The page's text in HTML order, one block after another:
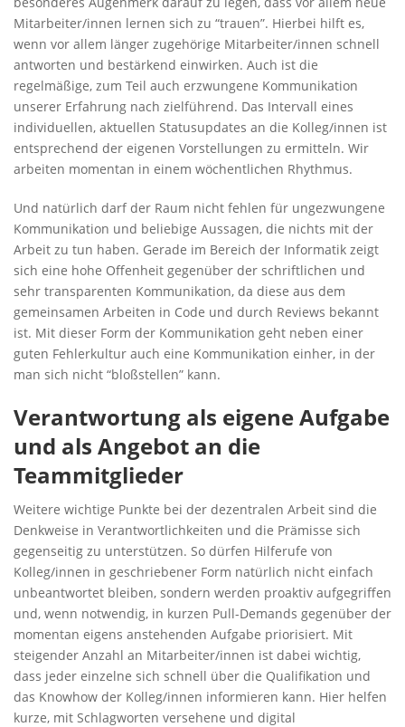
Mitarbeiter/innen lernen sich zu “trauen”. Hierbei hilft es,
wenn vor allem länger zugehörige Mitarbeiter/innen schnell
antworten und bestärkend einwirken. Auch ist die
regelmäßige, zum Teil auch erzwungene Kommunikation
unserer Erfahrung nach zielführend. Das Intervall eines
individuellen, aktuellen Statusupdates an die Kolleg/innen ist
entsprechend der eigenen Vorstellungen zu ermitteln. Wir
arbeiten momentan in einem wöchentlichen Rhythmus.
Und natürlich darf der Raum nicht fehlen für ungezwungene
Kommunikation und beliebige Aussagen, die nichts mit der
Arbeit zu tun haben. Gerade im Bereich der Informatik zeigt
sich eine hohe Offenheit gegenüber der schriftlichen und
sehr transparenten Kommunikation, da diese aus dem
gemeinsamen Arbeiten in Code und durch Reviews bekannt
ist. Mit dieser Form der Kommunikation geht neben einer
guten Fehlerkultur auch eine Kommunikation einher, in der
man sich nicht “bloßstellen” kann.
Verantwortung als eigene Aufgabe
und als Angebot an die
Teammitglieder
Weitere wichtige Punkte bei der dezentralen Arbeit sind die
Denkweise in Verantwortlichkeiten und die Prämisse sich
gegenseitig zu unterstützen. So dürfen Hilferufe von
Kolleg/innen in geschriebener Form natürlich nicht einfach
unbeantwortet bleiben, sondern werden proaktiv aufgegriffen
und, wenn notwendig, in kurzen Pull-Demands gegenüber der
momentan eigens anstehenden Aufgabe priorisiert. Mit
steigender Anzahl an Mitarbeiter/innen ist dabei wichtig,
dass jeder einzelne sich schnell über die Qualifikation und
das Knowhow der Kolleg/innen informieren kann. Hier helfen
kurze, mit Schlagworten versehene und digital